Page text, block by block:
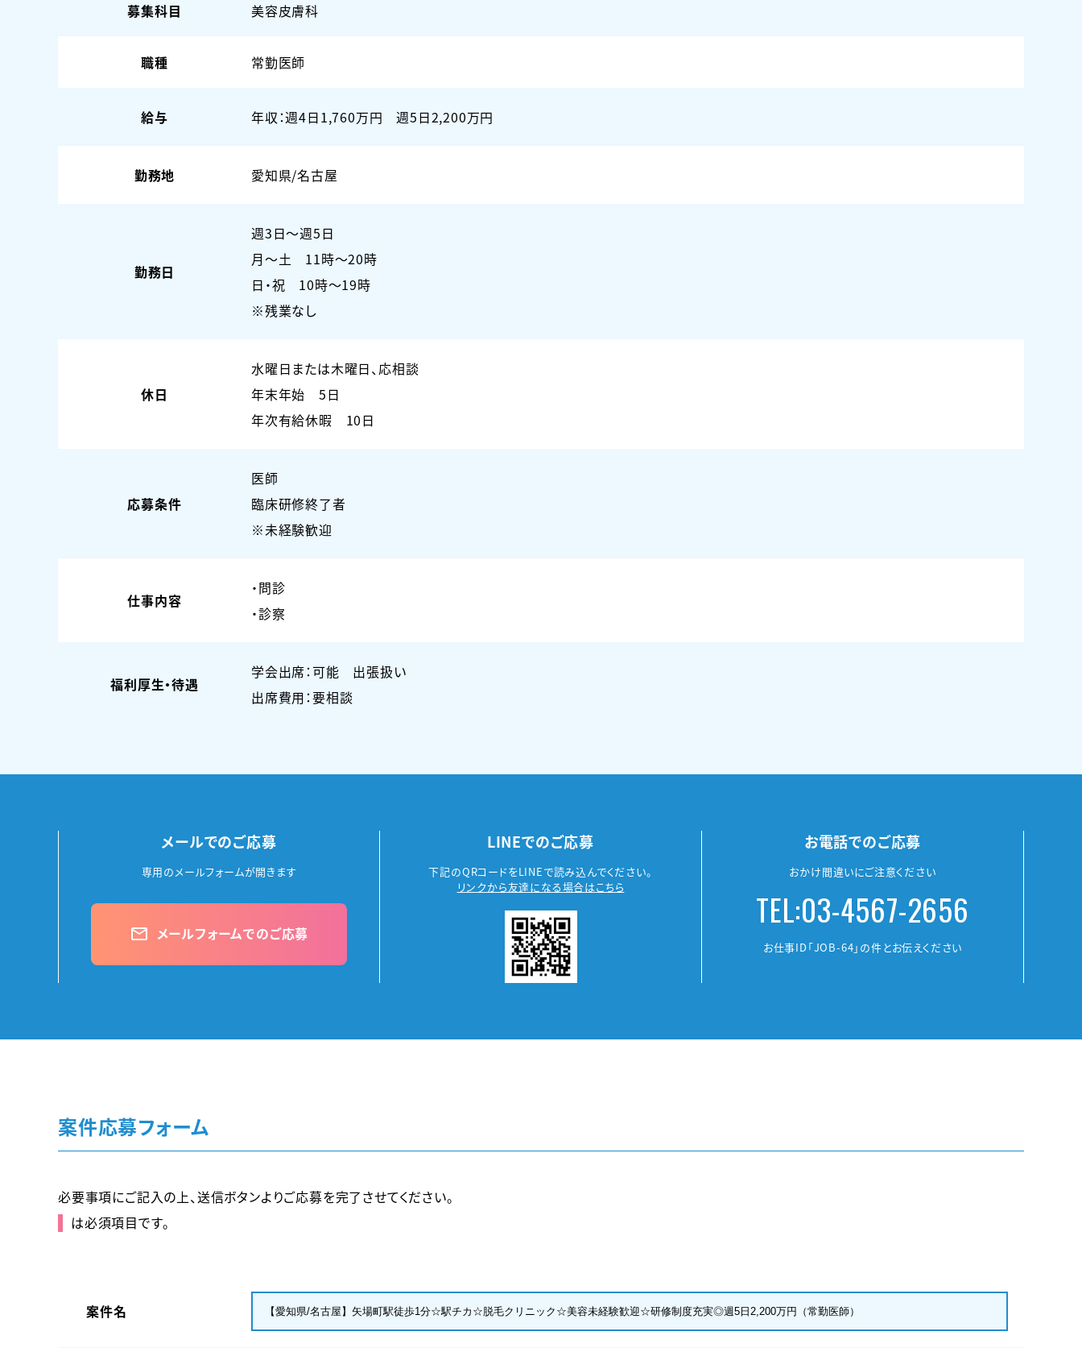
募集科目 美容皮膚科
職種 常勤医師
給与 年収：週4日1,760万円 週5日2,200万円
勤務地 愛知県/名古屋
勤務日
週3日〜週5日
月～土 11時～20時
日・祝 10時～19時
※残業なし
休日
水曜日または木曜日、応相談
年末年始 5日
年次有給休暇 10日
応募条件
医師
臨床研修終了者
※未経験歓迎
仕事内容
・問診
・診察
福利厚生・待遇
学会出席：可能 出張扱い
出席費用：要相談
メールでのご応募
専用のメールフォームが開きます
mail_outline メールフォームでのご応募
LINEでのご応募
下記のQRコードをLINEで読み込んでください。
リンクから友達になる場合はこちら
お電話でのご応募
おかけ間違いにご注意ください
TEL:03-4567-2656
お仕事ID「JOB-64」の件とお伝えください
案件応募フォーム
必要事項にご記入の上、送信ボタンよりご応募を完了させてください。
は必須項目です。
案件名